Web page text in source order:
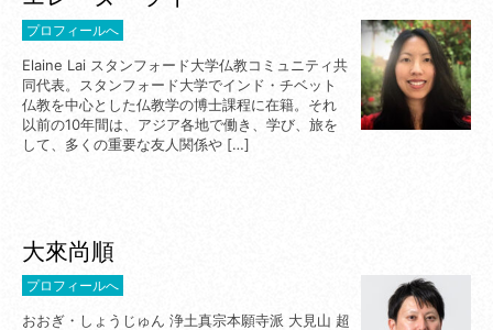
Elaine Lai スタンフォード大学仏教コミュニティ共
同代表。スタンフォード大学でインド・チベット
仏教を中心とした仏教学の博士課程に在籍。それ
以前の10年間は、アジア各地で働き、学び、旅を
して、多くの重要な友人関係や […]
プロフィールへ
大來尚順
おおぎ・しょうじゅん 浄土真宗本願寺派 大見山 超
プロフィールへ